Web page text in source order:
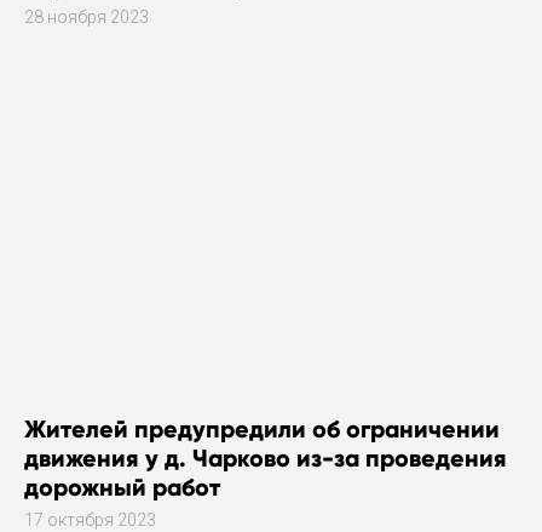
28 ноября 2023
Жителей предупредили об ограничении
движения у д. Чарково из-за проведения
дорожный работ
17 октября 2023